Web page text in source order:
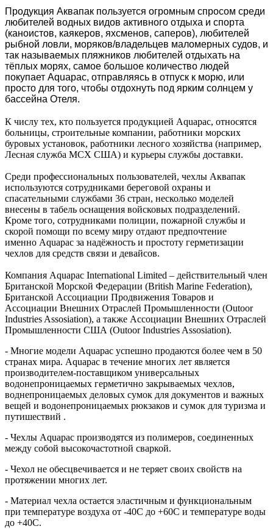
Продукция Аквапак пользуется огромным спросом среди
любителей водных видов активного отдыха и спорта
(каноистов, каякеров, яхсменов, саперов), любителей
рыбной ловли, моряков/владельцев маломерных судов, и
так называемых пляжников любителей отдыхать на
тёплых морях, самое большое количество людей
покупает Aquapac, отправляясь в отпуск к морю, или
просто для того, чтобы отдохнуть под ярким солнцем у
бассейна Отеля.
К числу тех, кто пользуется продукцией Aquapac, относятся
больницы, строительные компании, работники морских
буровых установок, работники лесного хозяйства (например,
Лесная служба МСХ США) и курьеры службы доставки.
Среди профессиональных пользователей, чехлы Аквапак
используются сотрудниками береговой охраны и
спасательными службами 36 стран, несколько моделей
внесены в табель оснащения войсковых подразделений.
Кроме того, сотрудниками полиции, пожарной службы и
скорой помощи по всему миру отдают предпочтение
именно Aquapac за надёжность и простоту герметизации
чехлов для средств связи и девайсов.
Компания Aquapac International Limited – действительный член
Британской Морской Федерации (British Marine Federation),
Британской Ассоциации Продвижения Товаров и
Ассоциации Внешних Отраслей Промышленности (Outoor
Industries Assosiation), а также Ассоциации Внешних Отраслей
Промышленности США (Outoor Industries Assosiation).
- Многие модели Aquapac успешно продаются более чем в 50
странах мира. Aquapac в течение многих лет является
производителем-поставщиком универсальных
водонепроницаемых герметично закрываемых чехлов,
воднепроницаемых деловых сумок для документов и важных
вещей и водонепроницаемых рюкзаков и сумок для туризма и
путишествий .
- Чехлы Aquapac производятся из полимеров, соединенных
между собой высокочастотной сваркой.
- Чехол не обесцвечивается и не теряет своих свойств на
протяжении многих лет.
- Материал чехла остается эластичным и функциональным
при температуре воздуха от -40C до +60C и температуре воды
до +40C.